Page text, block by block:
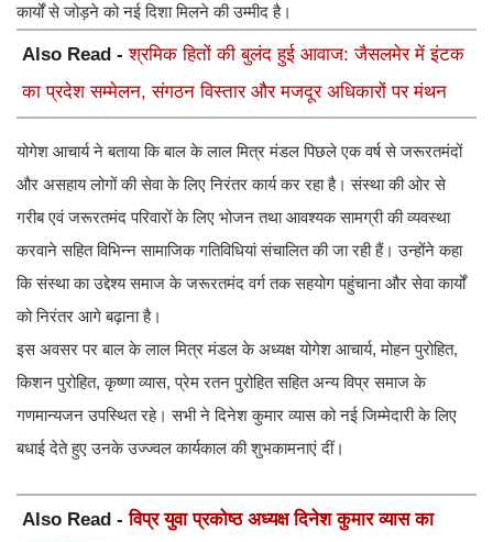
कार्यों से जोड़ने को नई दिशा मिलने की उम्मीद है।
Also Read -श्रमिक हितों की बुलंद हुई आवाज: जैसलमेर में इंटक
का प्रदेश सम्मेलन, संगठन विस्तार और मजदूर अधिकारों पर मंथन
योगेश आचार्य ने बताया कि बाल के लाल मित्र मंडल पिछले एक वर्ष से जरूरतमंदों
और असहाय लोगों की सेवा के लिए निरंतर कार्य कर रहा है। संस्था की ओर से
गरीब एवं जरूरतमंद परिवारों के लिए भोजन तथा आवश्यक सामग्री की व्यवस्था
करवाने सहित विभिन्न सामाजिक गतिविधियां संचालित की जा रही हैं। उन्होंने कहा
कि संस्था का उद्देश्य समाज के जरूरतमंद वर्ग तक सहयोग पहुंचाना और सेवा कार्यों
को निरंतर आगे बढ़ाना है।
इस अवसर पर बाल के लाल मित्र मंडल के अध्यक्ष योगेश आचार्य, मोहन पुरोहित,
किशन पुरोहित, कृष्णा व्यास, प्रेम रतन पुरोहित सहित अन्य विप्र समाज के
गणमान्यजन उपस्थित रहे। सभी ने दिनेश कुमार व्यास को नई जिम्मेदारी के लिए
बधाई देते हुए उनके उज्ज्वल कार्यकाल की शुभकामनाएं दीं।
Also Read -विप्र युवा प्रकोष्ठ अध्यक्ष दिनेश कुमार व्यास का